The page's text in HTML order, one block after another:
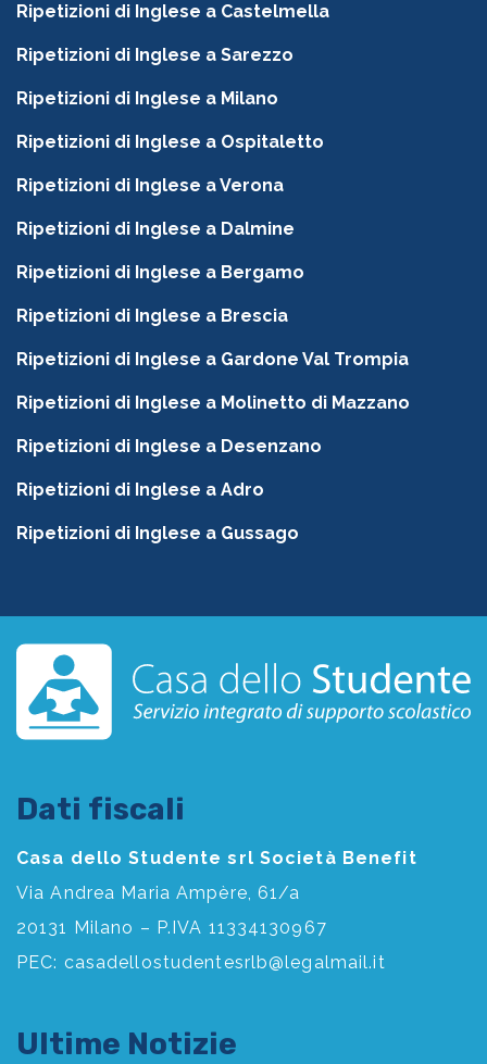
Ripetizioni di Inglese a Castelmella
Ripetizioni di Inglese a Sarezzo
Ripetizioni di Inglese a Milano
Ripetizioni di Inglese a Ospitaletto
Ripetizioni di Inglese a Verona
Ripetizioni di Inglese a Dalmine
Ripetizioni di Inglese a Bergamo
Ripetizioni di Inglese a Brescia
Ripetizioni di Inglese a Gardone Val Trompia
Ripetizioni di Inglese a Molinetto di Mazzano
Ripetizioni di Inglese a Desenzano
Ripetizioni di Inglese a Adro
Ripetizioni di Inglese a Gussago
Dati fiscali
Casa dello Studente srl Società Benefit
Via Andrea Maria Ampère, 61/a
20131 Milano – P.IVA 11334130967
PEC: casadellostudentesrlb@legalmail.it
Ultime Notizie